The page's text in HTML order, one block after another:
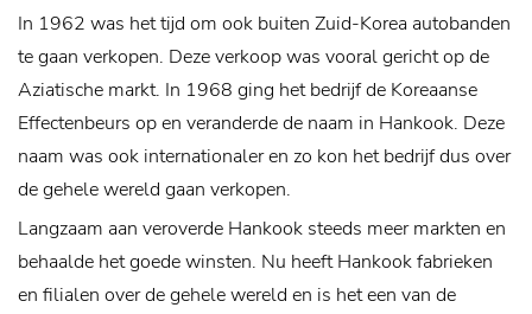
In 1962 was het tijd om ook buiten Zuid-Korea autobanden
te gaan verkopen. Deze verkoop was vooral gericht op de
Aziatische markt. In 1968 ging het bedrijf de Koreaanse
Effectenbeurs op en veranderde de naam in Hankook. Deze
naam was ook internationaler en zo kon het bedrijf dus over
de gehele wereld gaan verkopen.
Langzaam aan veroverde Hankook steeds meer markten en
behaalde het goede winsten. Nu heeft Hankook fabrieken
en filialen over de gehele wereld en is het een van de